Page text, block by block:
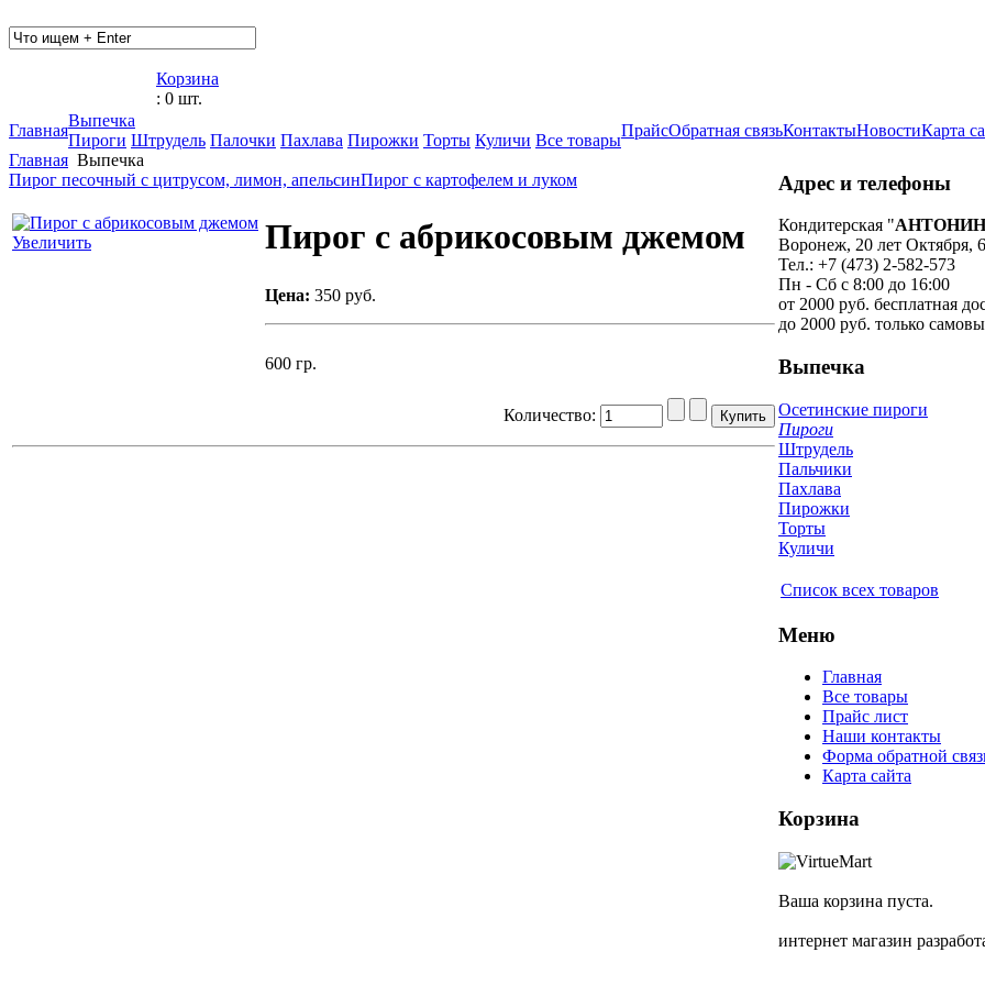
Корзина
: 0 шт.
Главная
Выпечка
Пироги Штрудель Палочки Пахлава Пирожки Торты Куличи Все товары
ПрайсОбратная связьКонтактыНовостиКарта
Главная Выпечка
Пирог песочный с цитрусом, лимон, апельсинПирог с картофелем и луком
Увеличить Пирог с абрикосовым джемом
Цена: 350 руб.
600 гр.
Количество:
Адрес и телефоны
Кондитерская "
Воронеж, 20 лет Октября,
Тел.: +7 (473) 2-582-573
Пн - Сб с 8:00 до 16:00
от 2000 руб. бесплатная
до 2000 руб. только
Выпечка
Осетинские пироги
Пироги
Штрудель
Пальчики
Пахлава
Пирожки
Торты
Куличи
Список всех товаров
Меню
Главная
Все товары
Прайс лист
Наши контакты
Форма обратной
Карта сайта
Корзина
Ваша корзина пуста.
интернет магазин